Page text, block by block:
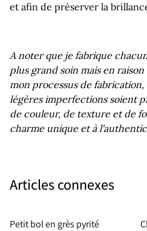
et afin de préserver la
A noter que je fabrique
plus grand soin mais en
mon processus de fabrication,
légères imperfections soient
de couleur, de texture et de
charme unique et à
Articles connexes
Petit bol en grès pyrité